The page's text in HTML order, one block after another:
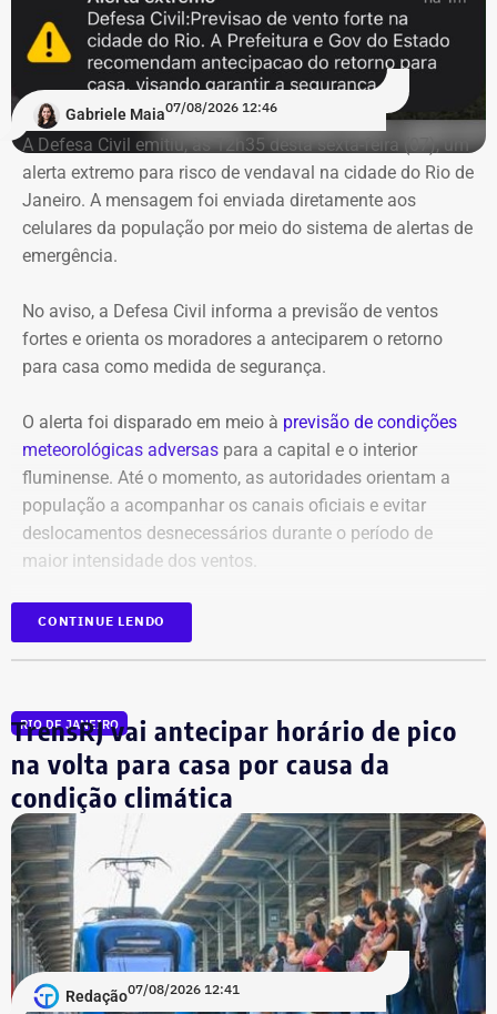
Gabriele Maia07/08/2026 12:46
A Defesa Civil emitiu, às 12h35 desta sexta-feira (07), um
alerta extremo para risco de vendaval na cidade do Rio de
Janeiro. A mensagem foi enviada diretamente aos
celulares da população por meio do sistema de alertas de
emergência.
No aviso, a Defesa Civil informa a previsão de ventos
fortes e orienta os moradores a anteciparem o retorno
para casa como medida de segurança.
O alerta foi disparado em meio à previsão de condições
meteorológicas adversas para a capital e o interior
fluminense. Até o momento, as autoridades orientam a
população a acompanhar os canais oficiais e evitar
deslocamentos desnecessários durante o período de
maior intensidade dos ventos.
CONTINUE LENDO
RIO DE JANEIRO
TrensRJ vai antecipar horário de pico
na volta para casa por causa da
condição climática
Redação07/08/2026 12:41